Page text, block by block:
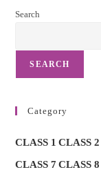
Search
SEARCH
Category
CLASS 1 CLASS 2
CLASS 7 CLASS 8